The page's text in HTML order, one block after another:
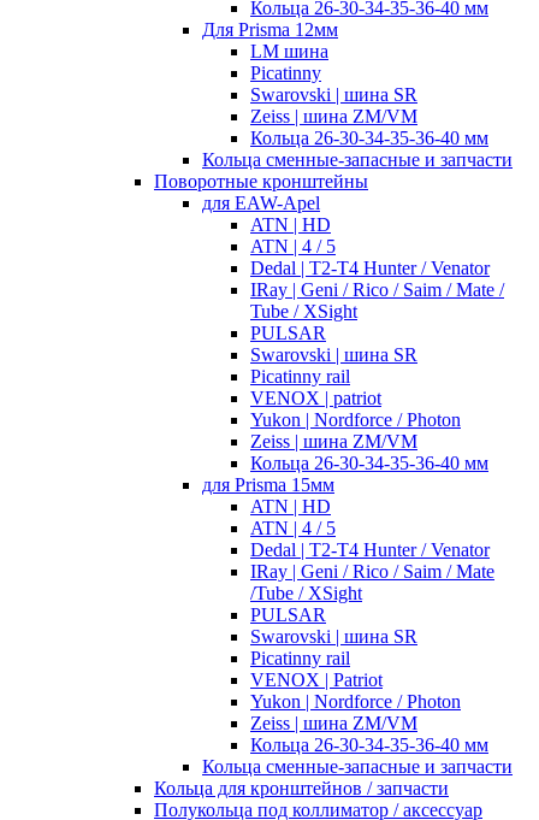
Кольца 26-30-34-35-36-40 мм
Для Prisma 12мм
LM шина
Picatinny
Swarovski | шина SR
Zeiss | шина ZM/VM
Кольца 26-30-34-35-36-40 мм
Кольца сменные-запасные и запчасти
Поворотные кронштейны
для EAW-Apel
ATN | HD
ATN | 4 / 5
Dedal | T2-T4 Hunter / Venator
IRay | Geni / Rico / Saim / Mate /
Tube / XSight
PULSAR
Swarovski | шина SR
Picatinny rail
VENOX | patriot
Yukon | Nordforce / Photon
Zeiss | шина ZM/VM
Кольца 26-30-34-35-36-40 мм
для Prisma 15мм
ATN | HD
ATN | 4 / 5
Dedal | T2-T4 Hunter / Venator
IRay | Geni / Rico / Saim / Mate
/Tube / XSight
PULSAR
Swarovski | шина SR
Picatinny rail
VENOX | Patriot
Yukon | Nordforce / Photon
Zeiss | шина ZM/VM
Кольца 26-30-34-35-36-40 мм
Кольца сменные-запасные и запчасти
Кольца для кронштейнов / запчасти
Полукольца под коллиматор / аксессуар